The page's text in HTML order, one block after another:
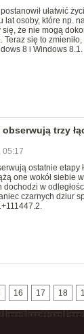
ułatwić
lat osoby, które np.
się, że nie mogą
Teraz się to
8 i Windows 8.1.
trzy
05:17
ostatnie etapy
one wokół siebie
dochodzi w
czarnych dziur
16 17 18